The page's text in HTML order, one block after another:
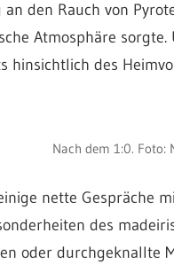
den Rauch von
Atmosphäre
hinsichtlich des
Nach dem 1:0. Foto:
nette Gespräche
des
oder durchgeknallte